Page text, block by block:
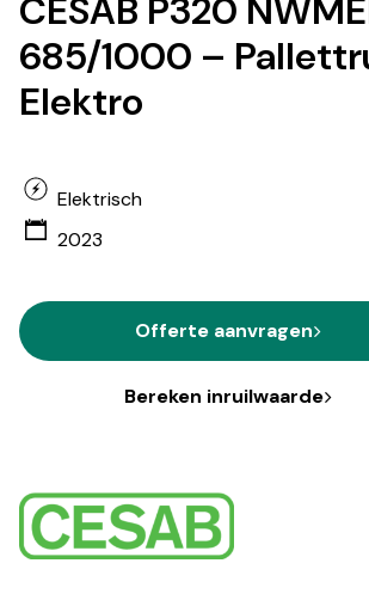
CESAB P320
685/1000 –
Elektro
Elektrisch
2023
Offerte aanvragen
Bereken inruilwaarde